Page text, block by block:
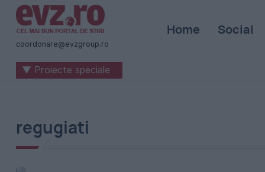
Știri
naționale
internaționale
-
coordonare@evzgroup.ro
Home Social
▼ Proiecte speciale
regugiati